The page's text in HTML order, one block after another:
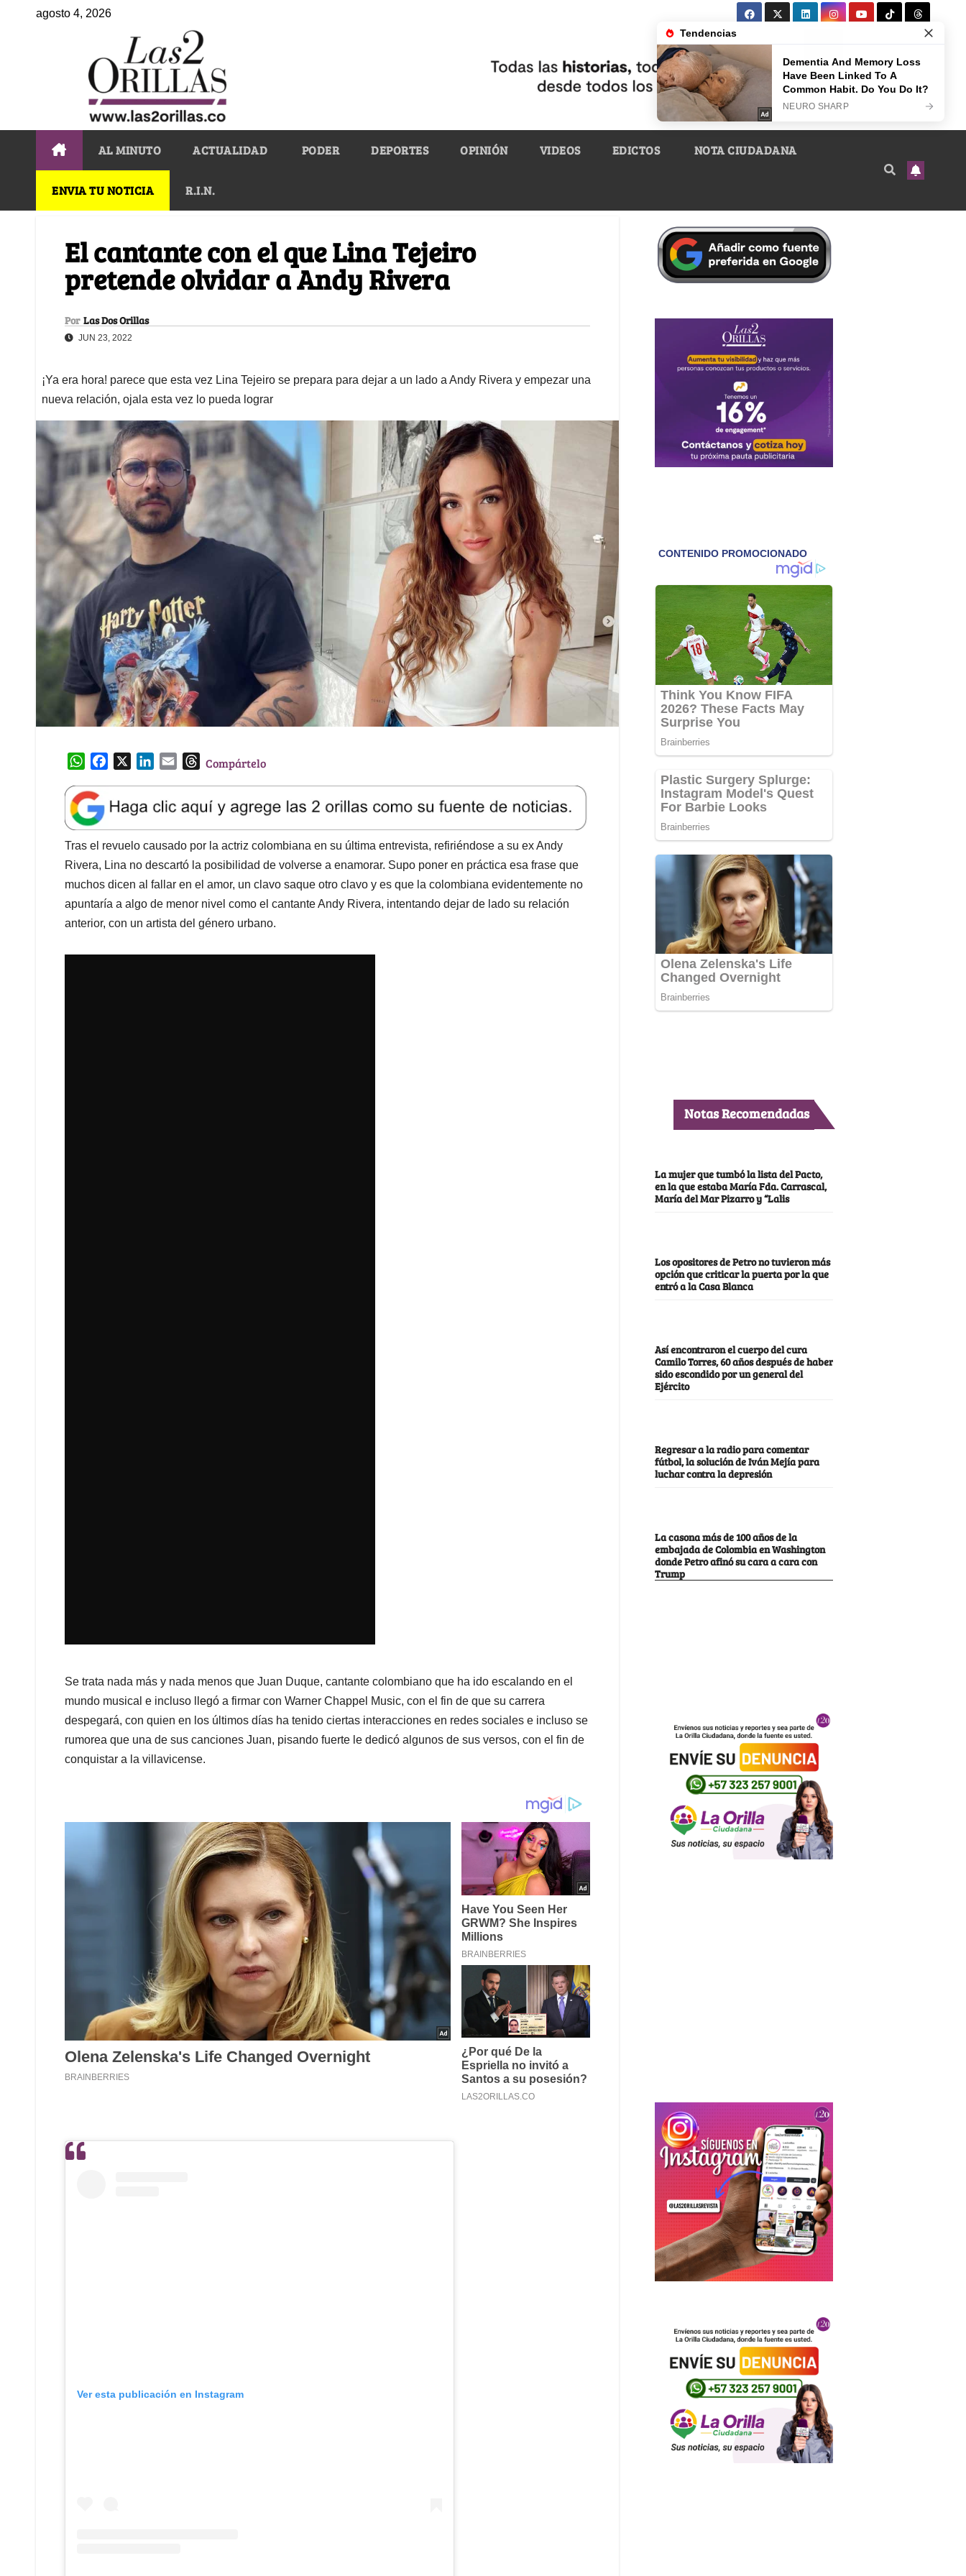
agosto 4, 2026
AL MINUTO ACTUALIDAD PODER DEPORTES OPINIÓN VIDEOS EDICTOS NOTA CIUDADANA
ENVIA TU NOTICIA R.I.N.
El cantante con el que Lina Tejeiro
pretende olvidar a Andy Rivera
Por Las Dos Orillas
JUN 23, 2022
¡Ya era hora! parece que esta vez Lina Tejeiro se prepara para dejar a un lado a Andy Rivera y empezar una
nueva relación, ojala esta vez lo pueda lograr
W
a
t
s
A
p
p
e
b
o
o
k
k
e
d
I
n
l
T
e
a
d
s
Compártelo
Tras el revuelo causado por la actriz colombiana en su última entrevista, refiriéndose a su ex Andy
Rivera, Lina no descartó la posibilidad de volverse a enamorar. Supo poner en práctica esa frase que
muchos dicen al fallar en el amor, un clavo saque otro clavo y es que la colombiana evidentemente no
apuntaría a algo de menor nivel como el cantante Andy Rivera, intentando dejar de lado su relación
anterior, con un artista del género urbano.
Se trata nada más y nada menos que Juan Duque, cantante colombiano que ha ido escalando en el
mundo musical e incluso llegó a firmar con Warner Chappel Music, con el fin de que su carrera
despegará, con quien en los últimos días ha tenido ciertas interacciones en redes sociales e incluso se
rumorea que una de sus canciones Juan, pisando fuerte le dedicó algunos de sus versos, con el fin de
conquistar a la villavicense.
Ver esta publicación en Instagram
Notas Recomendadas
La mujer que tumbó la lista del Pacto,
en la que estaba María Fda. Carrascal,
María del Mar Pizarro y “Lalis
Los opositores de Petro no tuvieron más
opción que criticar la puerta por la que
entró a la Casa Blanca
Así encontraron el cuerpo del cura
Camilo Torres, 60 años después de haber
sido escondido por un general del
Ejército
Regresar a la radio para comentar
fútbol, la solución de Iván Mejía para
luchar contra la depresión
La casona más de 100 años de la
embajada de Colombia en Washington
donde Petro afinó su cara a cara con
Trump